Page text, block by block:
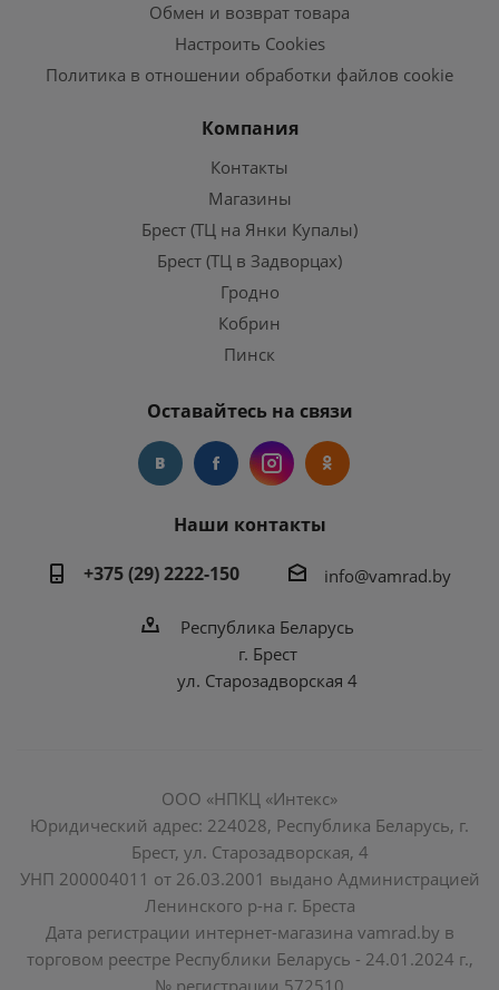
Обмен и возврат товара
Настроить Cookies
Политика в отношении обработки файлов cookie
Компания
Контакты
Магазины
Брест (ТЦ на Янки Купалы)
Брест (ТЦ в Задворцах)
Гродно
Кобрин
Пинск
Оставайтесь на связи
Наши контакты
+375 (29) 2222-150
info@vamrad.by
Республика Беларусь
г. Брест
ул. Старозадворская 4
ООО «НПКЦ «Интекс»
Юридический адрес: 224028, Республика Беларусь, г.
Брест, ул. Старозадворская, 4
УНП 200004011 от 26.03.2001 выдано Администрацией
Ленинского р-на г. Бреста
Дата регистрации интернет-магазина vamrad.by в
торговом реестре Республики Беларусь - 24.01.2024 г.,
№ регистрации 572510